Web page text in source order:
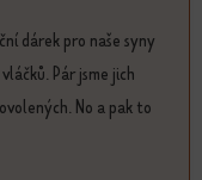
dárek pro naše syny
Pár jsme jich
No a pak to